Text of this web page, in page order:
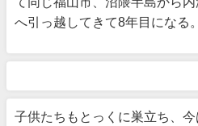
へ引っ越してきて8年目になる。
子供たちもとっくに巣立ち、